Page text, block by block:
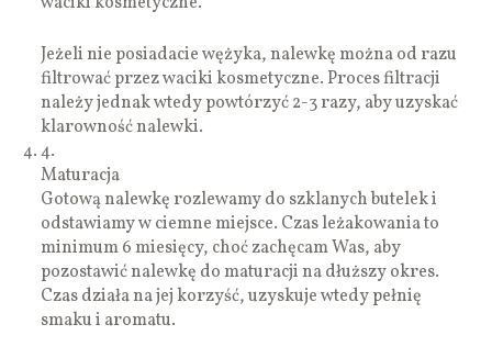
Jeżeli nie posiadacie wężyka, nalewkę można od razu
filtrować przez waciki kosmetyczne. Proces filtracji
należy jednak wtedy powtórzyć 2-3 razy, aby uzyskać
klarowność nalewki.
4.
Maturacja
Gotową nalewkę rozlewamy do szklanych butelek i
odstawiamy w ciemne miejsce. Czas leżakowania to
minimum 6 miesięcy, choć zachęcam Was, aby
pozostawić nalewkę do maturacji na dłuższy okres.
Czas działa na jej korzyść, uzyskuje wtedy pełnię
smaku i aromatu.